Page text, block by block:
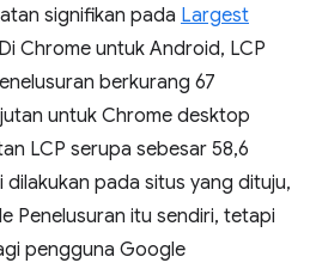
signifikan pada Largest
Chrome untuk Android, LCP
berkurang 67
untuk Chrome desktop
LCP serupa sebesar 58,6
dilakukan pada situs yang dituju,
Penelusuran itu sendiri, tetapi
pengguna Google